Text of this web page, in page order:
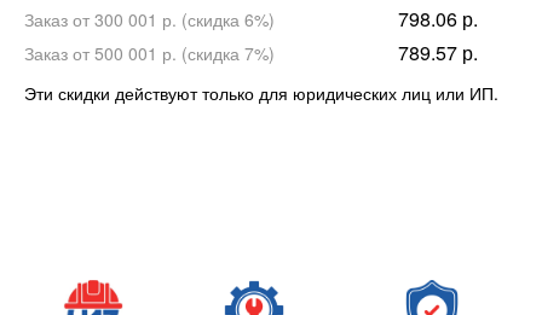
Заказ от 300 001 р. (скидка 6%) 798.06 р.
Заказ от 500 001 р. (скидка 7%) 789.57 р.
Эти скидки действуют только для юридических лиц или ИП.